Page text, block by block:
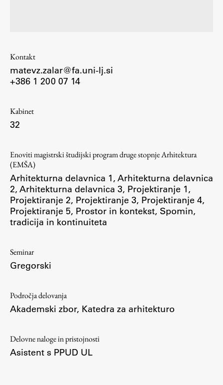
Predstavitev študija
Študentske informacije
Zaključek študija
Mednarodne izmenjave
Študijske prakse
Spletna učilnica
ŠIS (EN)
Aktualno
Obvestila
Novice
Kontakt
matevz.zalar@fa.uni-lj.si
+386 1 200 07 14
Kabinet
32
Enoviti magistrski študijski program druge stopnje Arhitektura
(EMŠA)
Arhitekturna delavnica 1, Arhitekturna delavnica
2, Arhitekturna delavnica 3, Projektiranje 1,
Projektiranje 2, Projektiranje 3, Projektiranje 4,
Projektiranje 5, Prostor in kontekst, Spomin,
tradicija in kontinuiteta
Seminar
Gregorski
Področja delovanja
Akademski zbor, Katedra za arhitekturo
Delovne naloge in pristojnosti
Asistent s PPUD UL